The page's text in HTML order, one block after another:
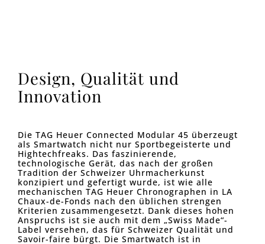
Design, Qualität und
Innovation
Die TAG Heuer Connected Modular 45 überzeugt
als Smartwatch nicht nur Sportbegeisterte und
Hightechfreaks. Das faszinierende,
technologische Gerät, das nach der großen
Tradition der Schweizer Uhrmacherkunst
konzipiert und gefertigt wurde, ist wie alle
mechanischen TAG Heuer Chronographen in LA
Chaux-de-Fonds nach den üblichen strengen
Kriterien zusammengesetzt. Dank dieses hohen
Anspruchs ist sie auch mit dem „Swiss Made“-
Label versehen, das für Schweizer Qualität und
Savoir-faire bürgt. Die Smartwatch ist in